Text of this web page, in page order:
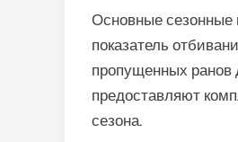
Основные сезонные
показатель
пропущенных ранов
предоставляют
сезона.